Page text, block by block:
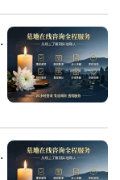
福利详解
福利详解